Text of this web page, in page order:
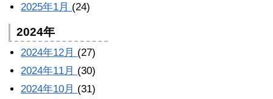
2025年1月 (24)
2024年
2024年12月 (27)
2024年11月 (30)
2024年10月 (31)